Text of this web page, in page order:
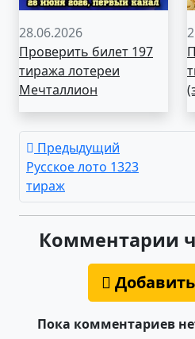
28.06.2026
Проверить билет 197
тиража лотереи
Мечталлион
Предыдущий
Русское лото 1323
тираж
Комментарии
Пока комментариев